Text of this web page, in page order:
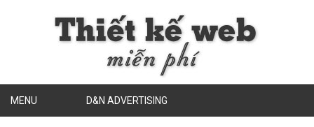
MENU D&N ADVERTISING